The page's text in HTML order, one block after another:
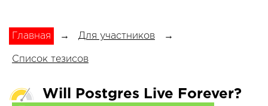
Главная → Для участников →
Список тезисов
Will Postgres Live Forever?